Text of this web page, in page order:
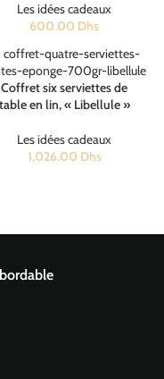
Les idées cadeaux
600.00 Dhs
Coffret six serviettes de
table en lin, « Libellule »
Les idées cadeaux
1,026.00 Dhs